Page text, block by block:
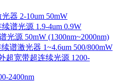
器 2-10um 50mW
谱光源 1.9-4um 0.9W
光源 50mW (1300nm~2000nm)
谱激光器 1~4.6um 500/800mW
超宽带超连续光源 1200-
2400nm